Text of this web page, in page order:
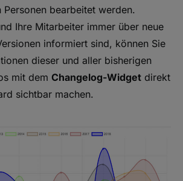
Personen bearbeitet werden.
Ihre Mitarbeiter immer über neue
informiert sind, können Sie
dieser und aller bisherigen
mit dem Changelog-Widget direkt
sichtbar machen.